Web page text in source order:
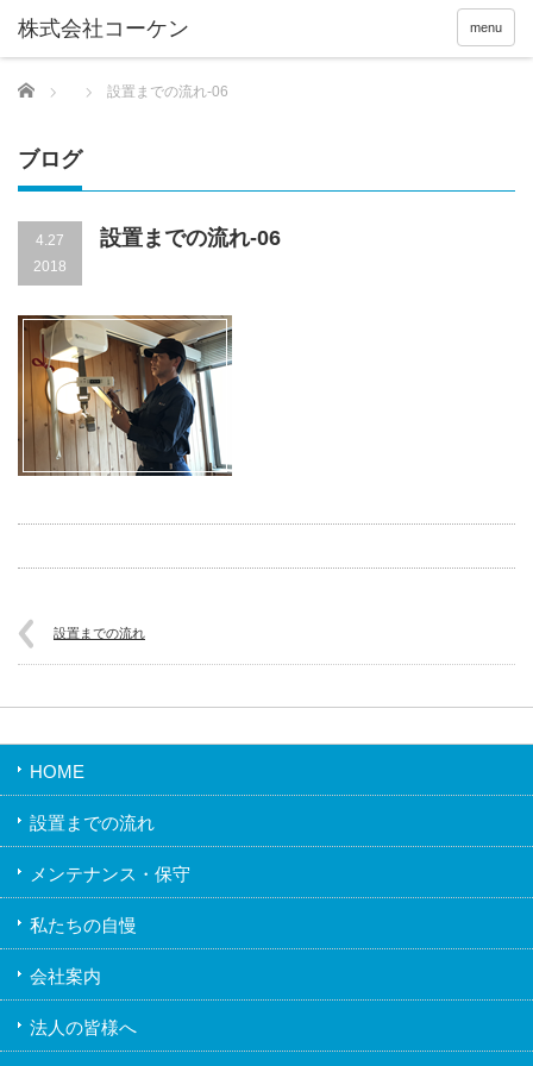
menu
Home 設置までの流れ-06
ブログ
4.27
2018
設置までの流れ-06
設置までの流れ
HOME
設置までの流れ
メンテナンス・保守
私たちの自慢
会社案内
法人の皆様へ